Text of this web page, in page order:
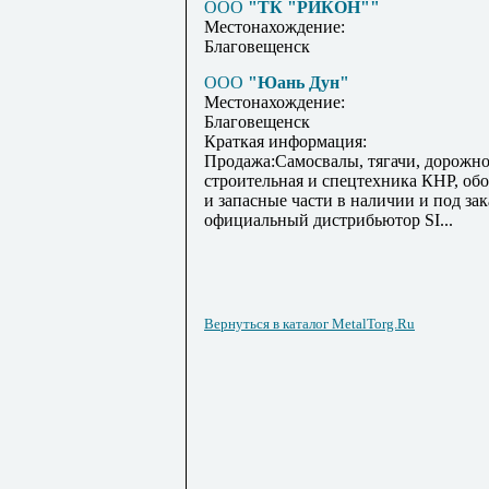
ООО "ТК "РИКОН""
Местонахождение:
Благовещенск
ООО "Юань Дун"
Местонахождение:
Благовещенск
Краткая информация:
Продажа:Самосвалы, тягачи, дорожно
строительная и спецтехника КНР,
и запасные части в наличии и под
официальный дистрибьютор SI...
Вернуться в каталог MetalTorg.Ru